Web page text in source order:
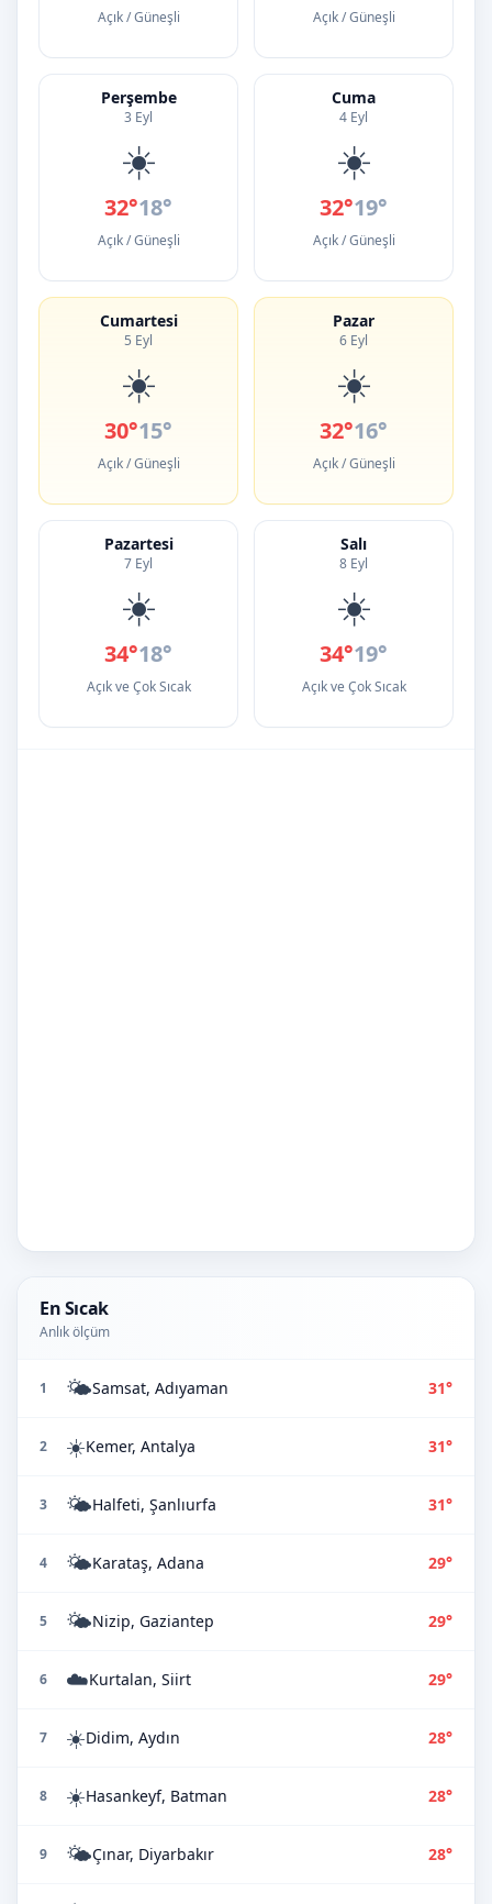
Açık / Güneşli Açık / Güneşli
Perşembe
3 Eyl
☀️
32°18°
Açık / Güneşli
Cuma
4 Eyl
☀️
32°19°
Açık / Güneşli
Cumartesi
5 Eyl
☀️
30°15°
Açık / Güneşli
Pazar
6 Eyl
☀️
32°16°
Açık / Güneşli
Pazartesi
7 Eyl
☀️
34°18°
Açık ve Çok Sıcak
Salı
8 Eyl
☀️
34°19°
Açık ve Çok Sıcak
En Sıcak
Anlık ölçüm
1 🌤️Samsat, Adıyaman 31°
2 ☀️Kemer, Antalya 31°
3 🌤️Halfeti, Şanlıurfa 31°
4 🌤️Karataş, Adana 29°
5 🌤️Nizip, Gaziantep 29°
6 ☁️Kurtalan, Siirt 29°
7 ☀️Didim, Aydın 28°
8 ☀️Hasankeyf, Batman 28°
9 🌤️Çınar, Diyarbakır 28°